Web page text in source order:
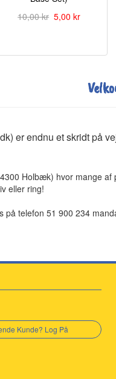
10,00 kr 5,00 kr
er endnu et skridt på
Holbæk) hvor mange
eller ring!
på telefon 51 900 234
Kunde? Log På